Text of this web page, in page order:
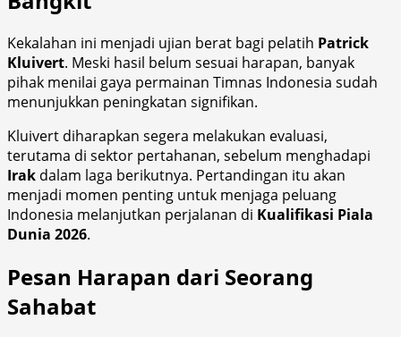
Kekalahan ini menjadi ujian berat bagi pelatih Patrick
Kluivert. Meski hasil belum sesuai harapan, banyak
pihak menilai gaya permainan Timnas Indonesia sudah
menunjukkan peningkatan signifikan.
Kluivert diharapkan segera melakukan evaluasi,
terutama di sektor pertahanan, sebelum menghadapi
Irak dalam laga berikutnya. Pertandingan itu akan
menjadi momen penting untuk menjaga peluang
Indonesia melanjutkan perjalanan di Kualifikasi Piala
Dunia 2026.
Pesan Harapan dari Seorang
Sahabat